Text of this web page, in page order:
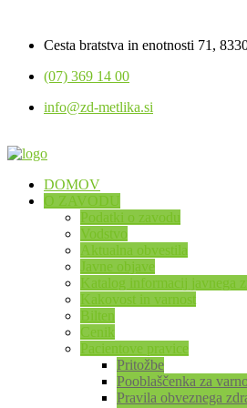
Cesta bratstva in enotnosti 71,
(07) 369 14 00
info@zd-metlika.si
DOMOV
O ZAVODU
Podatki o zavodu
Vodstvo
Aktualna obvestila
Javne objave
Katalog informacij javnega
Kakovost in varnost
Bilten
Cenik
Pacientove pravice
Pritožbe
Pooblaščenka za
Pravila obveznega